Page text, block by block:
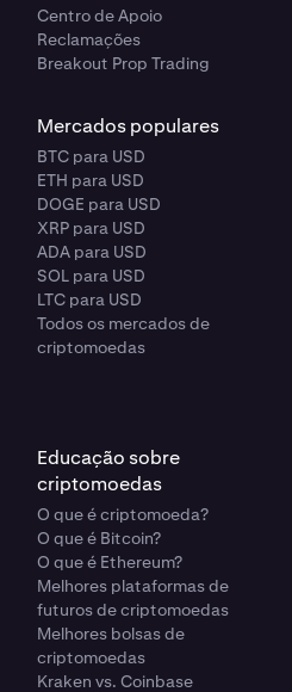
Centro de Apoio
Reclamações
Breakout Prop Trading
Mercados populares
BTC para USD
ETH para USD
DOGE para USD
XRP para USD
ADA para USD
SOL para USD
LTC para USD
Todos os mercados de
criptomoedas
Educação sobre
criptomoedas
O que é criptomoeda?
O que é Bitcoin?
O que é Ethereum?
Melhores plataformas de
futuros de criptomoedas
Melhores bolsas de
criptomoedas
Kraken vs. Coinbase